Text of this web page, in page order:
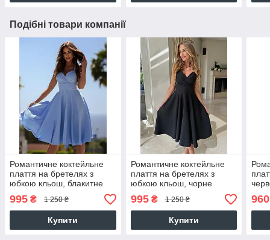
Подібні товари компанії
Романтичне коктейльне
плаття на бретелях з
юбкою кльош, блакитне
995 ₴ 1 250 ₴
Купити
Романтичне коктейльне
плаття на бретелях з
юбкою кльош, чорне
995₴ 1 250 ₴
Купити
960